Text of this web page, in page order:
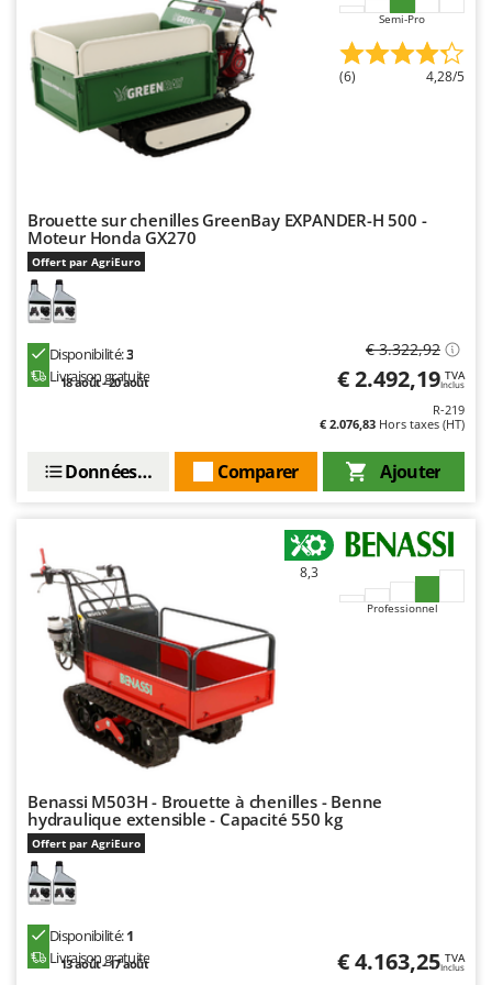
Y Yard Force
Zanon
Zodiac
Zomax
Semi-Pro
(6) 4,28/5
Brouette sur chenilles GreenBay EXPANDER-H 500 -
Moteur Honda GX270
Offert par AgriEuro
Disponibilité:3
Livraison gratuite
18 août - 20 août
€ 3.322,92
€ 2.492,19 TVA
Inclus
R-219
€ 2.076,83 Hors taxes (HT)
Ajouter
Comparer
Données techniques
8,3
Professionnel
Benassi M503H - Brouette à chenilles - Benne
hydraulique extensible - Capacité 550 kg
Offert par AgriEuro
Disponibilité:1
Livraison gratuite
13 août - 17 août € 4.163,25 TVA
Inclus